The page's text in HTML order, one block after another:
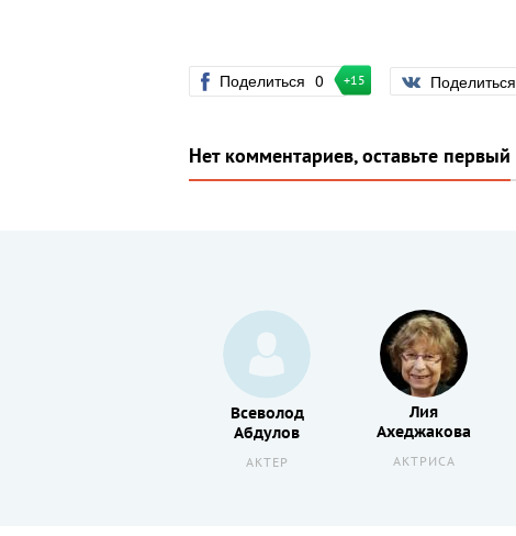
Поделиться 0 +15 Поделиться
Нет комментариев, оставьте первый
Всеволод
Абдулов
АКТЕР
Лия
Ахеджакова
АКТРИСА